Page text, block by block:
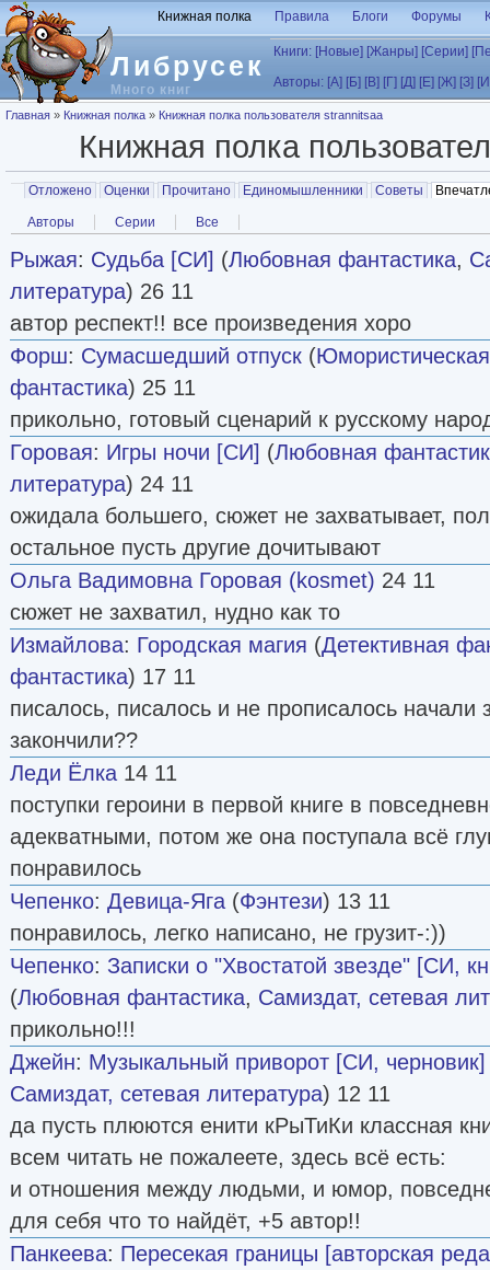
Перейти к основному содержанию
Либрусек
Много книг
Книжная полка Правила Блоги Форумы
Книги: [Новые] [Жанры] [Серии]
Авторы: [А] [Б] [В] [Г] [Д] [Е] [Ж] [З]
Вы здесь
Главная » Книжная полка » Книжная полка пользователя strannitsaa
Книжная полка
Главные вкладки
Отложено Оценки Прочитано Единомышленники Советы
Вторичные вкладки
Авторы Серии Все
Рыжая: Судьба [СИ] (Любовная фантастика,
литература) 26 11
автор респект!! все произведения хоро
Форш: Сумасшедший отпуск (
фантастика) 25 11
прикольно, готовый сценарий к русскому
Горовая: Игры ночи [СИ] (Любовная
литература) 24 11
ожидала большего, сюжет не захватывает,
остальное пусть другие дочитывают
Ольга Вадимовна Горовая (kosmet) 24 11
сюжет не захватил, нудно как то
Измайлова: Городская магия (Детективная
фантастика) 17 11
писалось, писалось и не прописалось начали
закончили??
Леди Ёлка 14 11
поступки героини в первой книге в
адекватными, потом же она поступала всё
понравилось
Чепенко: Девица-Яга (Фэнтези) 13 11
понравилось, легко написано, не грузит-:))
Чепенко: Записки о "Хвостатой звезде" [СИ,
(Любовная фантастика, Самиздат, сетевая
прикольно!!!
Джейн: Музыкальный приворот [СИ, черновик]
Самиздат, сетевая литература) 12 11
да пусть плюются енити кРыТиКи классная
всем читать не пожалеете, здесь всё есть:
и отношения между людьми, и юмор,
для себя что то найдёт, +5 автор!!
Панкеева: Пересекая границы [авторская